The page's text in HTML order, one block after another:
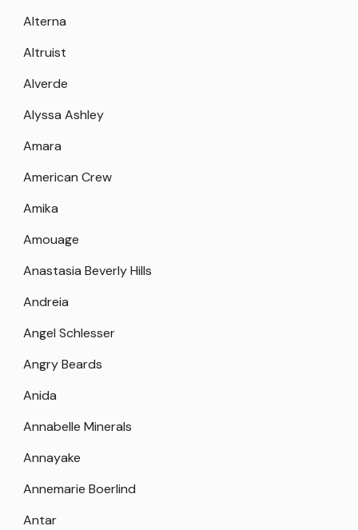
Alterna
Altruist
Alverde
Alyssa Ashley
Amara
American Crew
Amika
Amouage
Anastasia Beverly Hills
Andreia
Angel Schlesser
Angry Beards
Anida
Annabelle Minerals
Annayake
Annemarie Boerlind
Antar